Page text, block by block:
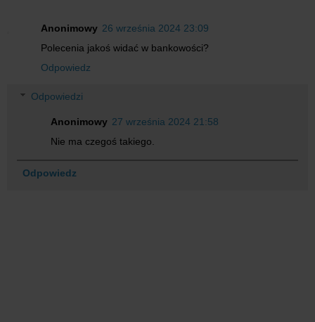
Anonimowy 26 września 2024 23:09
Polecenia jakoś widać w bankowości?
Odpowiedz
Odpowiedzi
Anonimowy 27 września 2024 21:58
Nie ma czegoś takiego.
Odpowiedz